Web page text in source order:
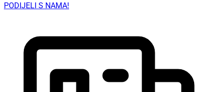
PODIJELI S NAMA!